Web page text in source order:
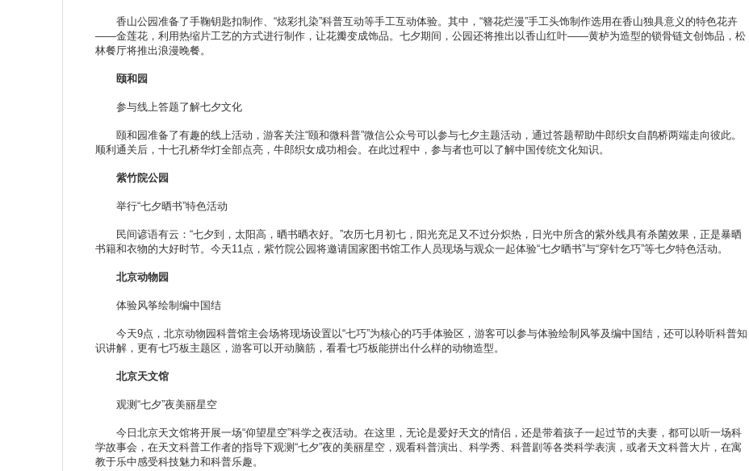
香山公园准备了手鞠钥匙扣制作、“炫彩扎染”科普互动等手工互动体验。其中，“簪花烂漫”手工头饰制作选用在香山独具意义的特色花卉
——金莲花，利用热缩片工艺的方式进行制作，让花瓣变成饰品。七夕期间，公园还将推出以香山红叶——黄栌为造型的锁骨链文创饰品，松
林餐厅将推出浪漫晚餐。
颐和园
参与线上答题了解七夕文化
颐和园准备了有趣的线上活动，游客关注“颐和微科普”微信公众号可以参与七夕主题活动，通过答题帮助牛郎织女自鹊桥两端走向彼此。
顺利通关后，十七孔桥华灯全部点亮，牛郎织女成功相会。在此过程中，参与者也可以了解中国传统文化知识。
紫竹院公园
举行“七夕晒书”特色活动
民间谚语有云：“七夕到，太阳高，晒书晒衣好。”农历七月初七，阳光充足又不过分炽热，日光中所含的紫外线具有杀菌效果，正是暴晒
书籍和衣物的大好时节。今天11点，紫竹院公园将邀请国家图书馆工作人员现场与观众一起体验“七夕晒书”与“穿针乞巧”等七夕特色活动。
北京动物园
体验风筝绘制编中国结
今天9点，北京动物园科普馆主会场将现场设置以“七巧”为核心的巧手体验区，游客可以参与体验绘制风筝及编中国结，还可以聆听科普知
识讲解，更有七巧板主题区，游客可以开动脑筋，看看七巧板能拼出什么样的动物造型。
北京天文馆
观测“七夕”夜美丽星空
今日北京天文馆将开展一场“仰望星空”科学之夜活动。在这里，无论是爱好天文的情侣，还是带着孩子一起过节的夫妻，都可以听一场科
学故事会，在天文科普工作者的指导下观测“七夕”夜的美丽星空，观看科普演出、科学秀、科普剧等各类科学表演，或者天文科普大片，在寓
教于乐中感受科技魅力和科普乐趣。